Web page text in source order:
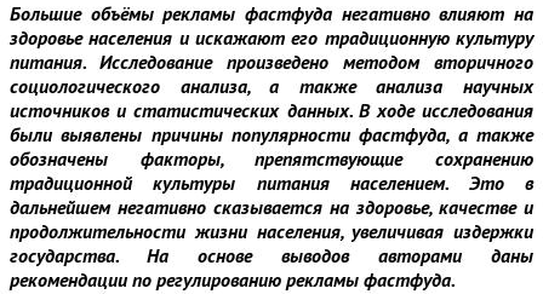
Большие объёмы рекламы фастфуда негативно влияют на
здоровье населения и искажают его традиционную культуру
питания. Исследование произведено методом вторичного
социологического анализа, а также анализа научных
источников и статистических данных. В ходе исследования
были выявлены причины популярности фастфуда, а также
обозначены факторы, препятствующие сохранению
традиционной культуры питания населением. Это в
дальнейшем негативно сказывается на здоровье, качестве и
продолжительности жизни населения, увеличивая издержки
государства. На основе выводов авторами даны
рекомендации по регулированию рекламы фастфуда.